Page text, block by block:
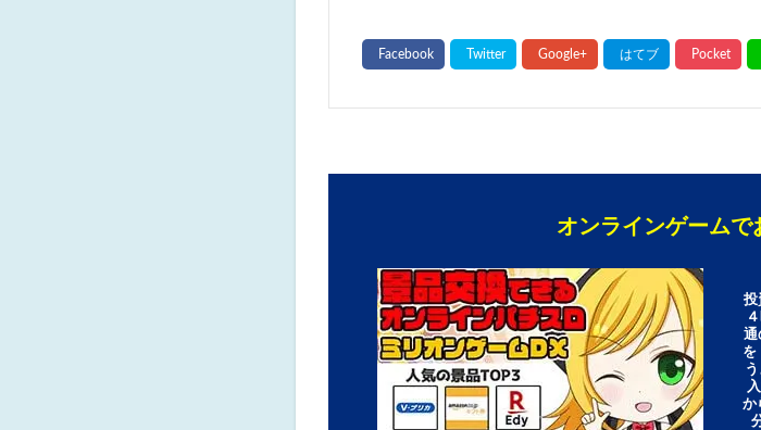
オンラインゲームで
投
通
を
か